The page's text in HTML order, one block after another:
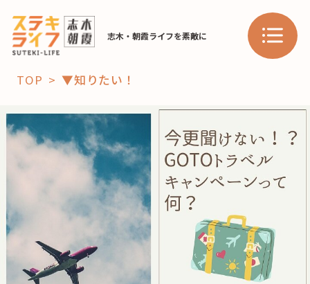
志木・朝霞ライフを素敵に
「コト」
子育て
暮らし
おすすめ
スポット 学び・教育
「場」
TOP ▼知りたい！